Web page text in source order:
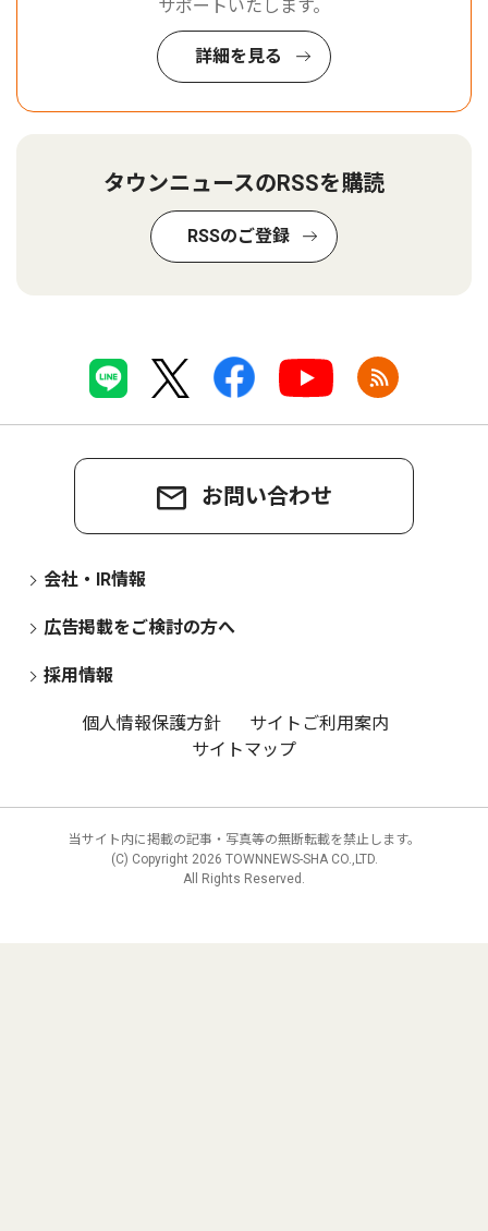
サポートいたします。
詳細を見る
タウンニュースのRSSを購読
RSSのご登録
お問い合わせ
会社・IR情報
広告掲載をご検討の方へ
採用情報
個人情報保護方針
サイトご利用案内
サイトマップ
当サイト内に掲載の記事・写真等の無断転載を禁止します。
(C) Copyright 2026 TOWNNEWS-SHA CO.,LTD.
All Rights Reserved.